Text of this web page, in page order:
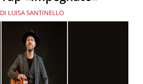
DI LUISA SANTINELLO